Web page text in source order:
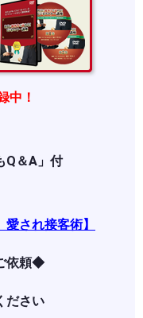
中！
Q＆A」付
され接客術】
依頼◆
ださい